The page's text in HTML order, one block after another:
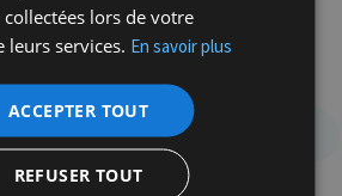
4 personnes
de terre fermes lavées et
lors de votre
leurs services. En savoir plus
ACCEPTER TOUT
REFUSER TOUT